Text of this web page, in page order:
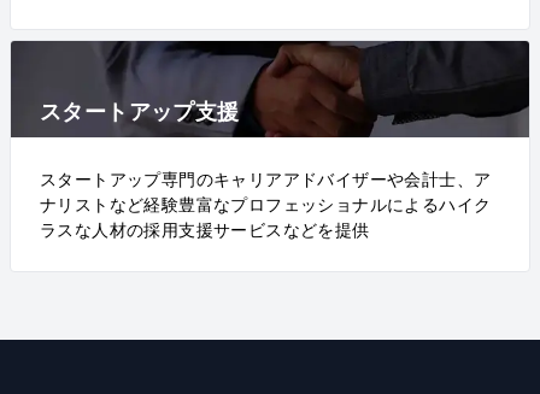
スタートアップ支援
スタートアップ専門のキャリアアドバイザーや会計士、ア
ナリストなど経験豊富なプロフェッショナルによるハイク
ラスな人材の採用支援サービスなどを提供